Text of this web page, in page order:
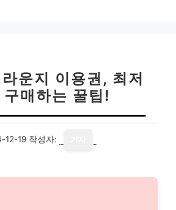
운지 이용권, 최저
구매하는 꿀팁!
12-19 작성자: